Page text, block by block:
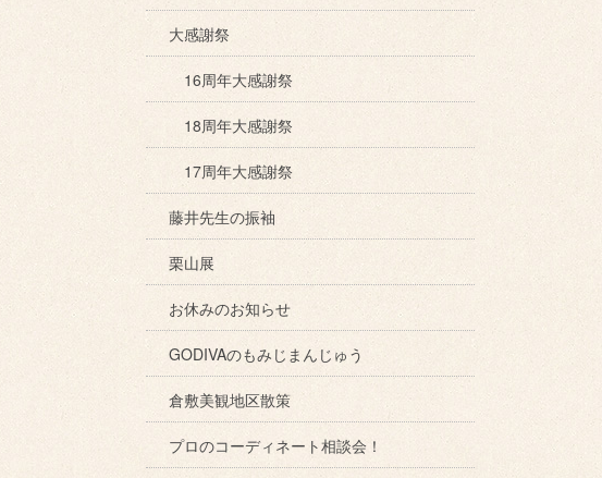
大感謝祭
16周年大感謝祭
18周年大感謝祭
17周年大感謝祭
藤井先生の振袖
栗山展
お休みのお知らせ
GODIVAのもみじまんじゅう
倉敷美観地区散策
プロのコーディネート相談会！